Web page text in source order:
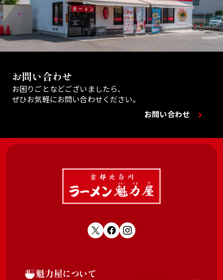
お問い合わせ
お困りごとなどございましたら、
ぜひお気軽にお問い合わせください。
お問い合わせ
魁力屋について